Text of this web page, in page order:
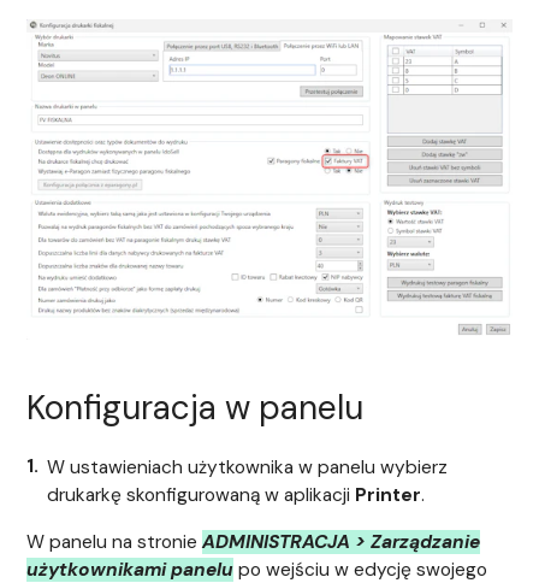
Konfiguracja w panelu
W ustawieniach użytkownika w panelu wybierz
drukarkę skonfigurowaną w aplikacji Printer.
W panelu na stronieADMINISTRACJA > Zarządzanie
użytkownikami panelu po wejściu w edycję swojego